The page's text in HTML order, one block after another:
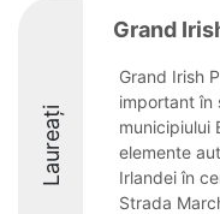
Laureați
Grand
Grand Irish
important în
municipiului
elemente
Irlandei în
Strada